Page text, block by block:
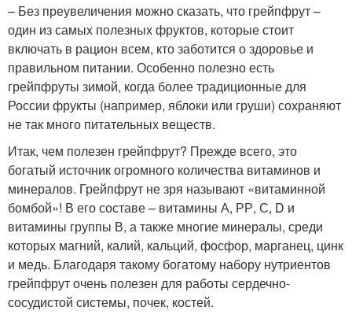
– Без преувеличения можно сказать, что грейпфрут –
один из самых полезных фруктов, которые стоит
включать в рацион всем, кто заботится о здоровье и
правильном питании. Особенно полезно есть
грейпфруты зимой, когда более традиционные для
России фрукты (например, яблоки или груши) сохраняют
не так много питательных веществ.
Итак, чем полезен грейпфрут? Прежде всего, это
богатый источник огромного количества витаминов и
минералов. Грейпфрут не зря называют «витаминной
бомбой»! В его составе – витамины А, РР, С, D и
витамины группы В, а также многие минералы, среди
которых магний, калий, кальций, фосфор, марганец, цинк
и медь. Благодаря такому богатому набору нутриентов
грейпфрут очень полезен для работы сердечно-
сосудистой системы, почек, костей.